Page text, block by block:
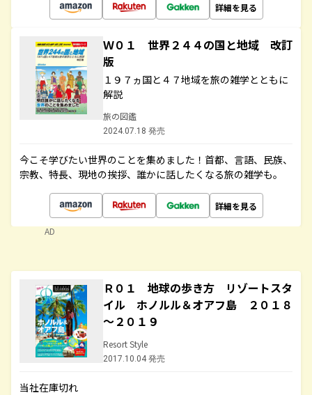
詳細を見る
Ｗ０１ 世界２４４の国と地域 改訂
版
１９７ヵ国と４７地域を旅の雑学とともに
解説
旅の図鑑
2024.07.18 発売
今こそ学びたい世界のことを集めました！首都、言語、民族、
宗教、特長、現地の挨拶、誰かに話したくなる旅の雑学も。
詳細を見る
AD
Ｒ０１ 地球の歩き方 リゾートスタ
イル ホノルル＆オアフ島 ２０１８
～２０１９
Resort Style
2017.10.04 発売
当社在庫切れ